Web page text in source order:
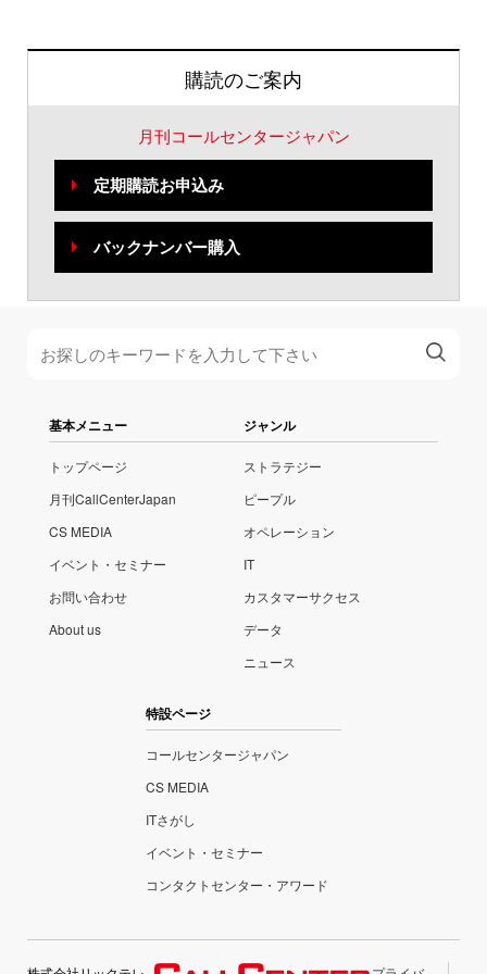
購読のご案内
月刊コールセンタージャパン
定期購読お申込み
バックナンバー購入
基本メニュー
トップページ
月刊CallCenterJapan
CS MEDIA
イベント・セミナー
お問い合わせ
About us
ジャンル
ストラテジー
ピープル
オペレーション
IT
カスタマーサクセス
データ
ニュース
特設ページ
コールセンタージャパン
CS MEDIA
ITさがし
イベント・セミナー
コンタクトセンター・アワード